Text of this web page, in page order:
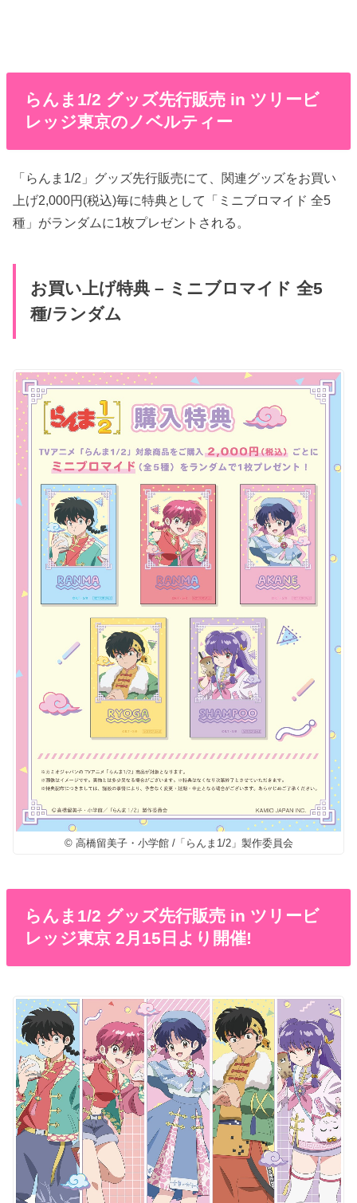
らんま1/2 グッズ先行販売 in ツリービ
レッジ東京のノベルティー
「らんま1/2」グッズ先行販売にて、関連グッズをお買い
上げ2,000円(税込)毎に特典として「ミニブロマイド 全5
種」がランダムに1枚プレゼントされる。
お買い上げ特典 – ミニブロマイド 全5
種/ランダム
© 高橋留美子・小学館 /「らんま1/2」製作委員会
らんま1/2 グッズ先行販売 in ツリービ
レッジ東京 2月15日より開催!